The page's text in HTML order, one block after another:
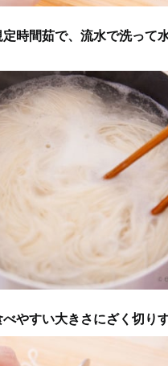
時間茹で、流水で洗って
やすい大きさにざく切り